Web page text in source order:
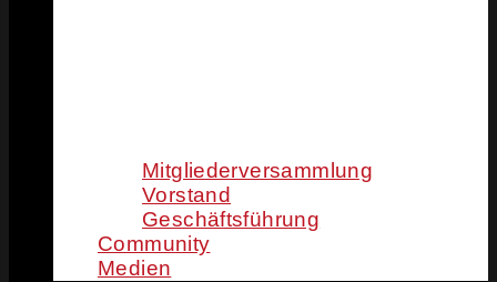
Mitgliederversammlung
Vorstand
Geschäftsführung
Community
Medien